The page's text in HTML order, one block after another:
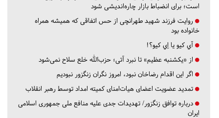
است؛ برای انضباط بازار چاره‌اندیشی شود
روایت فرزند شهید طهرانچی از حس اتفاقی که همیشه همراه
خانواده بود
آي كيو يا اِي كيو؟!
از «یکشنبه عظیم» تا نبرد آتی؛ حزب‌الله خلع سلاح نمی‌شود
اگر این اقدام رضاخان نبود، امروز نگران زنگزور نبودیم
تمدید عضویت اعضای هیات‌امنای کمیته امداد توسط رهبر انقلاب
درباره توافق زنگزور/ تهدیدات جدی علیه منافع ملی جمهوری اسلامی
ایران